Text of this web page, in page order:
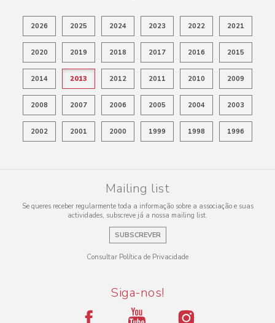
2026 2025 2024 2023 2022 2021
2020 2019 2018 2017 2016 2015
2014 2013 2012 2011 2010 2009
2008 2007 2006 2005 2004 2003
2002 2001 2000 1999 1998 1996
Mailing list
Se queres receber regularmente toda a informação sobre a associação e suas
actividades, subscreve já a nossa mailing list.
SUBSCREVER
Consultar Política de Privacidade
Siga-nos!